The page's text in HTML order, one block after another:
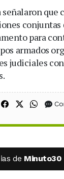
que
conjuntas
para
armados
judiciales
Compartir en
Compartir
de Minuto30